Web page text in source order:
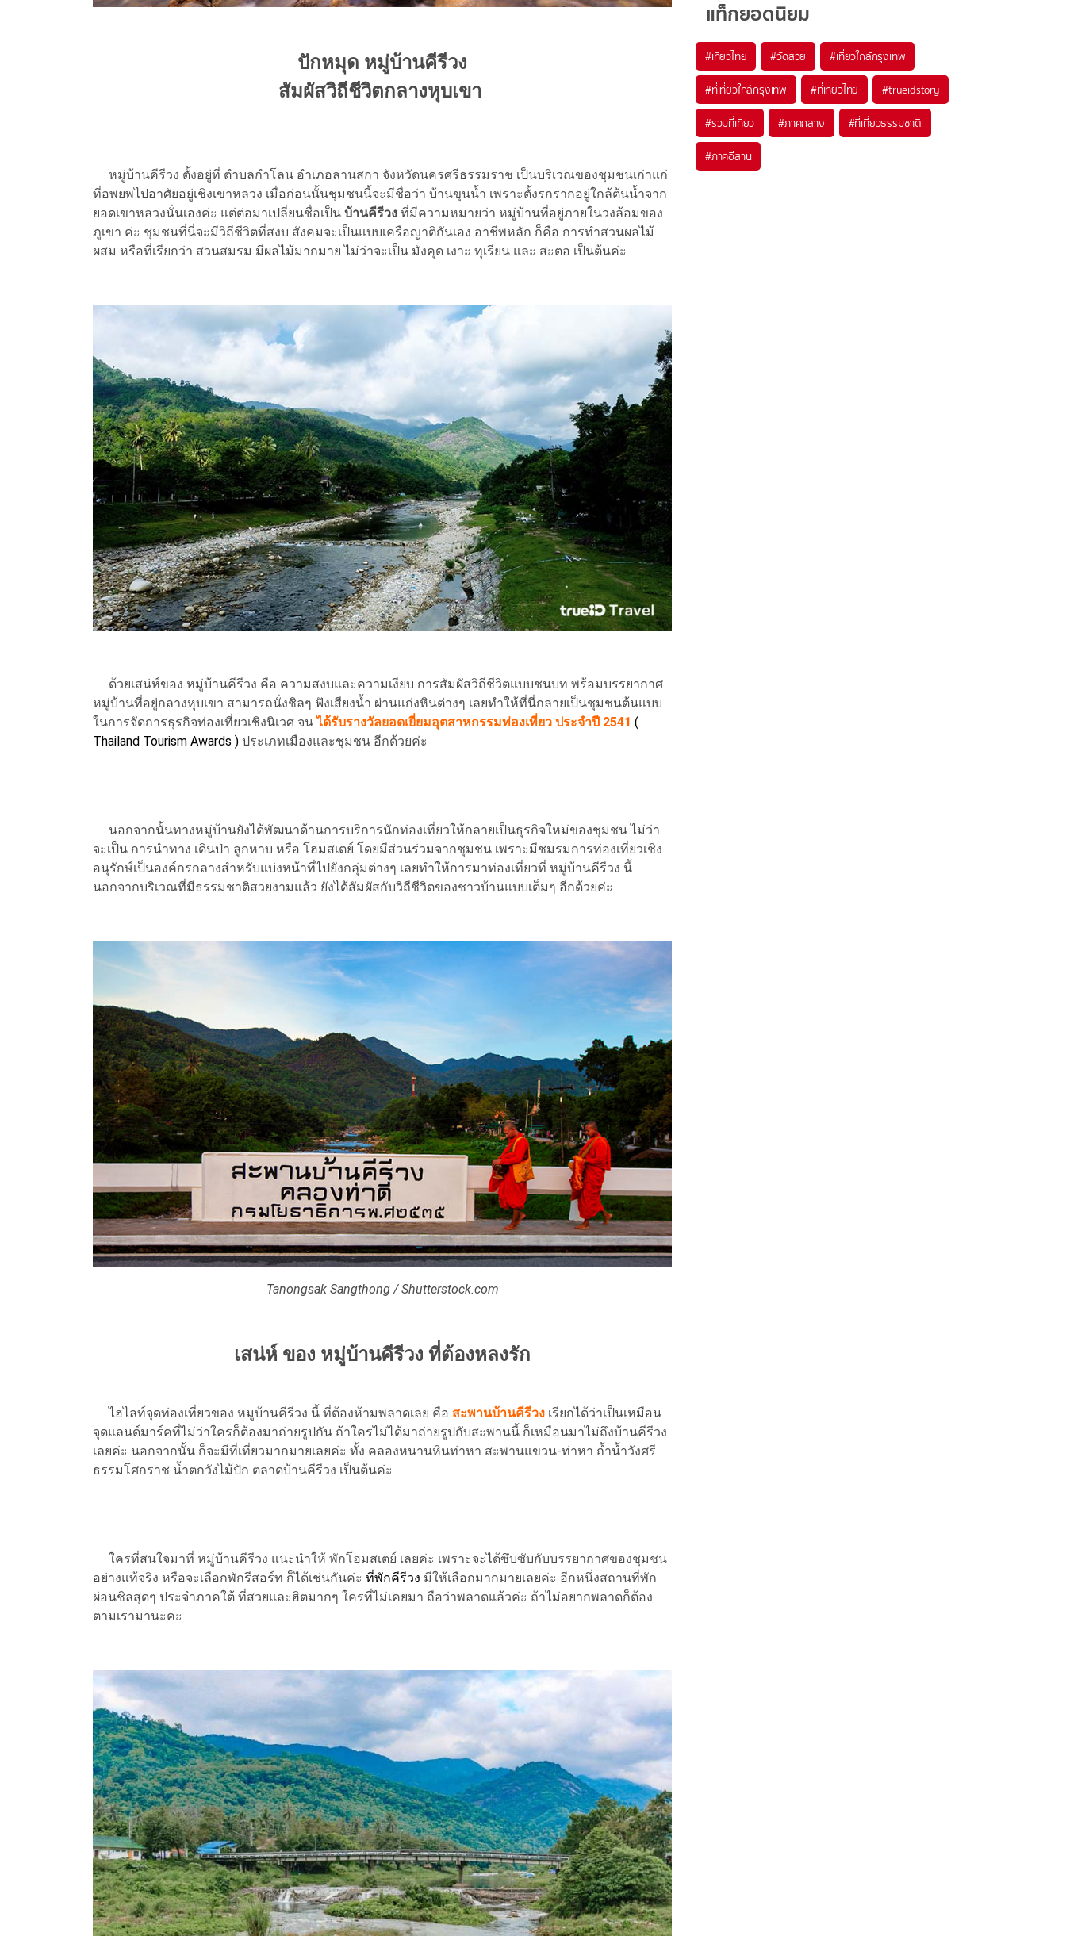
ปักหมุด หมู่บ้านคีรีวง
สัมผัสวิถีชีวิตกลางหุบเขา
หมู่บ้านคีรีวง ตั้งอยู่ที่ ตำบลกำโลน อำเภอลานสกา จังหวัดนครศรีธรรมราช เป็นบริเวณของชุมชนเก่าแก่
ที่อพยพไปอาศัยอยู่เชิงเขาหลวง เมื่อก่อนนั้นชุมชนนี้จะมีชื่อว่า บ้านขุนน้ำ เพราะตั้งรกรากอยู่ใกล้ต้นน้ำจาก
ยอดเขาหลวงนั่นเองค่ะ แต่ต่อมาเปลี่ยนชื่อเป็น บ้านคีรีวง ที่มีความหมายว่า หมู่บ้านที่อยู่ภายในวงล้อมของ
ภูเขา ค่ะ ชุมชนที่นี่จะมีวิถีชีวิตที่สงบ สังคมจะเป็นแบบเครือญาติกันเอง อาชีพหลัก ก็คือ การทำสวนผลไม้
ผสม หรือที่เรียกว่า สวนสมรม มีผลไม้มากมาย ไม่ว่าจะเป็น มังคุด เงาะ ทุเรียน และ สะตอ เป็นต้นค่ะ
ด้วยเสน่ห์ของ หมู่บ้านคีรีวง คือ ความสงบและความเงียบ การสัมผัสวิถีชีวิตแบบชนบท พร้อมบรรยากาศ
หมู่บ้านที่อยู่กลางหุบเขา สามารถนั่งชิลๆ ฟังเสียงน้ำ ผ่านแก่งหินต่างๆ เลยทำให้ที่นี่กลายเป็นชุมชนต้นแบบ
ในการจัดการธุรกิจท่องเที่ยวเชิงนิเวศ จนได้รับรางวัลยอดเยี่ยมอุตสาหกรรมท่องเที่ยว ประจำปี 2541 (
Thailand Tourism Awards ) ประเภทเมืองและชุมชน อีกด้วยค่ะ
นอกจากนั้นทางหมู่บ้านยังได้พัฒนาด้านการบริการนักท่องเที่ยวให้กลายเป็นธุรกิจใหม่ของชุมชน ไม่ว่า
จะเป็น การนำทาง เดินป่า ลูกหาบ หรือ โฮมสเตย์ โดยมีส่วนร่วมจากชุมชน เพราะมีชมรมการท่องเที่ยวเชิง
อนุรักษ์เป็นองค์กรกลางสำหรับแบ่งหน้าที่ไปยังกลุ่มต่างๆ เลยทำให้การมาท่องเที่ยวที่ หมู่บ้านคีรีวง นี้
นอกจากบริเวณที่มีธรรมชาติสวยงามแล้ว ยังได้สัมผัสกับวิถีชีวิตของชาวบ้านแบบเต็มๆ อีกด้วยค่ะ
Tanongsak Sangthong / Shutterstock.com
เสน่ห์ ของ หมู่บ้านคีรีวง ที่ต้องหลงรัก
ไฮไลท์จุดท่องเที่ยวของ หมูบ้านคีรีวง นี้ ที่ต้องห้ามพลาดเลย คือ สะพานบ้านคีรีวง เรียกได้ว่าเป็นเหมือน
จุดแลนด์มาร์คที่ไม่ว่าใครก็ต้องมาถ่ายรูปกัน ถ้าใครไม่ได้มาถ่ายรูปกับสะพานนี้ ก็เหมือนมาไม่ถึงบ้านคีรีวง
เลยค่ะ นอกจากนั้น ก็จะมีที่เที่ยวมากมายเลยค่ะ ทั้ง คลองหนานหินท่าหา สะพานแขวน-ท่าหา ถ้ำน้ำวังศรี
ธรรมโศกราช น้ำตกวังไม้ปัก ตลาดบ้านคีรีวง เป็นต้นค่ะ
ใครที่สนใจมาที่ หมู่บ้านคีรีวง แนะนำให้ พักโฮมสเตย์ เลยค่ะ เพราะจะได้ซึบซับกับบรรยากาศของชุมชน
อย่างแท้จริง หรือจะเลือกพักรีสอร์ท ก็ได้เช่นกันค่ะ ที่พักคีรีวง มีให้เลือกมากมายเลยค่ะ อีกหนึ่งสถานที่พัก
ผ่อนชิลสุดๆ ประจำภาคใต้ ที่สวยและฮิตมากๆ ใครที่ไม่เคยมา ถือว่าพลาดแล้วค่ะ ถ้าไม่อยากพลาดก็ต้อง
ตามเรามานะคะ
แท็กยอดนิยม
#เที่ยวไทย #วัดสวย #เที่ยวใกล้กรุงเทพ
#ที่เที่ยวใกล้กรุงเทพ #ที่เที่ยวไทย #trueidstory
#รวมที่เที่ยว #ภาคกลาง #ที่เที่ยวธรรมชาติ
#ภาคอีสาน